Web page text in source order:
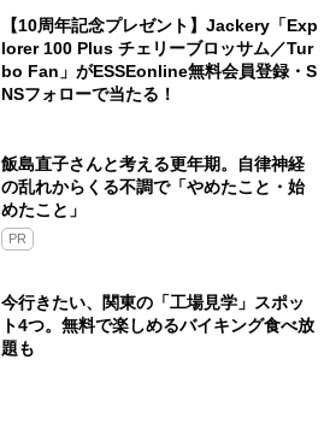
【10周年記念プレゼント】Jackery「Exp
lorer 100 Plus チェリーブロッサム／Tur
bo Fan」がESSEonline無料会員登録・S
NSフォローで当たる！
飯島直子さんと考える更年期。自律神経
の乱れからくる不調で「やめたこと・始
めたこと」
PR
今行きたい、関東の「工場見学」スポッ
ト4つ。無料で楽しめるバイキング食べ放
題も